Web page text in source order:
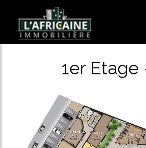
1er Etage